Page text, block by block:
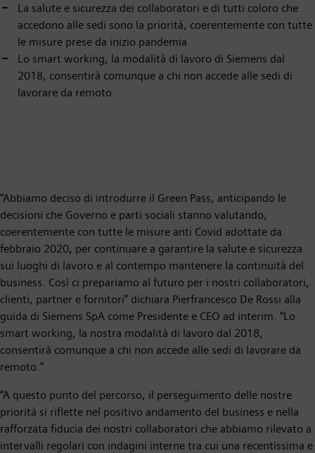
La salute e sicurezza dei collaboratori e di tutti coloro che
accedono alle sedi sono la priorità, coerentemente con tutte
le misure prese da inizio pandemia
Lo smart working, la modalità di lavoro di Siemens dal
2018, consentirà comunque a chi non accede alle sedi di
lavorare da remoto
“Abbiamo deciso di introdurre il Green Pass, anticipando le
decisioni che Governo e parti sociali stanno valutando,
coerentemente con tutte le misure anti Covid adottate da
febbraio 2020, per continuare a garantire la salute e sicurezza
sui luoghi di lavoro e al contempo mantenere la continuità del
business. Così ci prepariamo al futuro per i nostri collaboratori,
clienti, partner e fornitori” dichiara Pierfrancesco De Rossi alla
guida di Siemens SpA come Presidente e CEO ad interim. “Lo
smart working, la nostra modalità di lavoro dal 2018,
consentirà comunque a chi non accede alle sedi di lavorare da
remoto.”
“A questo punto del percorso, il perseguimento delle nostre
priorità si riflette nel positivo andamento del business e nella
rafforzata fiducia dei nostri collaboratori che abbiamo rilevato a
intervalli regolari con indagini interne tra cui una recentissima e